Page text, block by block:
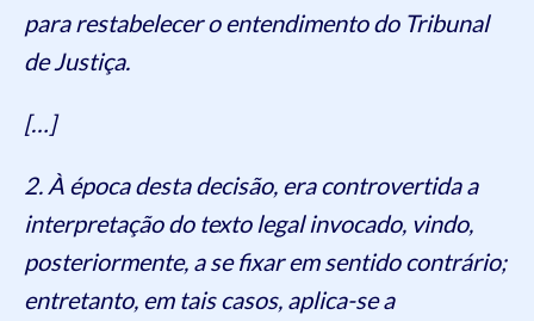
para restabelecer o entendimento do Tribunal
de Justiça.
[…]
2. À época desta decisão, era controvertida a
interpretação do texto legal invocado, vindo,
posteriormente, a se fixar em sentido contrário;
entretanto, em tais casos, aplica-se a